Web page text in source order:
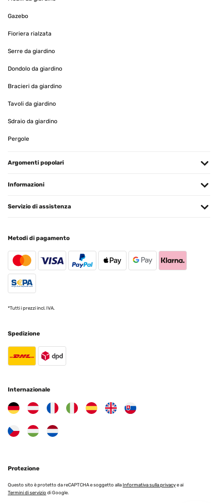
Gazebo
Fioriera rialzata
Serre da giardino
Dondolo da giardino
Bracieri da giardino
Tavoli da giardino
Sdraio da giardino
Pergole
Argomenti popolari
Informazioni
Servizio di assistenza
Metodi di pagamento
*Tutti i prezzi incl. IVA.
Spedizione
Internazionale
Protezione
Questo sito è protetto da reCAPTCHA e soggetto allaInformativa sulla privacye ai
Termini di servizio di Google.